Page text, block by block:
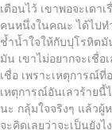
เตือนไว้ เขาพอจะเดา
คนหนึ่งในคณะ ได้ไปท
ช้ำน้ำใจให้กับปุโรหิตมั
มัน เขาไม่อยากจะเชื่อ
เชื่อ เพราะเหตุการณ์
เหตุการณ์อันเลวร้ายนี้
นะ กลุ้มใจจริงๆ แล้ว
จะคิดเลยว่าจะเป็นยัง